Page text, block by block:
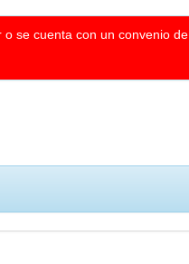
se cuenta con un convenio de